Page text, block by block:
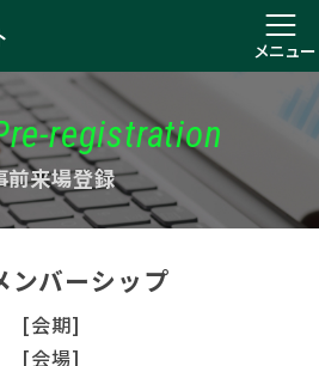
メニュー
registration
前来場登録
ンバーシップ
[会期]
[会場]